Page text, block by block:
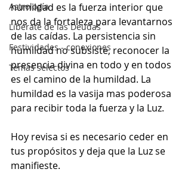
Astrología
Libérate de las Deudas
Festividades - conexiones
Temas selectos
humildad es la fuerza interior que
nos da la fortaleza para levantarnos
de las caídas. La persistencia sin
humildad no subsiste, reconocer la
presencia divina en todo y en todos
es el camino de la humildad. La
humildad es la vasija mas poderosa
para recibir toda la fuerza y la Luz.
Hoy revisa si es necesario ceder en
tus propósitos y deja que la Luz se
manifieste.